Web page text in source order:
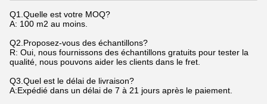
Q1.Quelle est votre MOQ?
A: 100 m2 au moins.
Q2.Proposez-vous des échantillons?
R: Oui, nous fournissons des échantillons gratuits pour tester la
qualité, nous pouvons aider les clients dans le fret.
Q3.Quel est le délai de livraison?
A:Expédié dans un délai de 7 à 21 jours après le paiement.